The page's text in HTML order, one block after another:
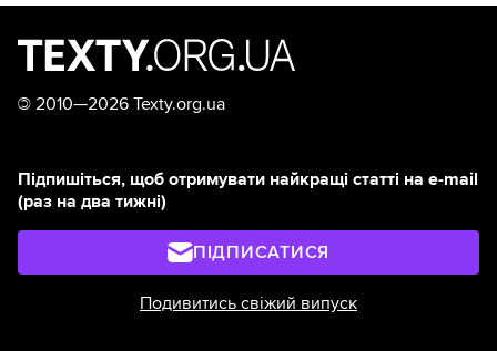
© 2010—2026 Texty.org.ua
Підпишіться, щоб отримувати найкращі статті на e-mail
(раз на два тижні)
ПІДПИСАТИСЯ
Подивитись свіжий випуск